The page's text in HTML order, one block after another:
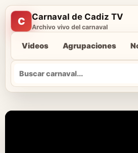
C Carnaval de Cadiz TV
Archivo vivo del carnaval
Videos Agrupaciones
Buscar